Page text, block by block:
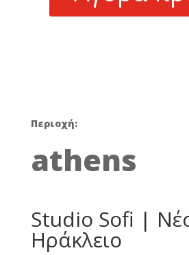
Περιοχή:
athens
Studio Sofi |
Ηράκλειο